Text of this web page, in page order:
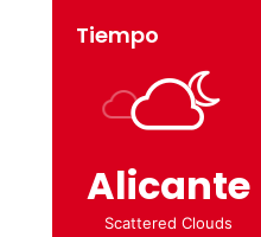
Tiempo
Alicante
Scattered Clouds